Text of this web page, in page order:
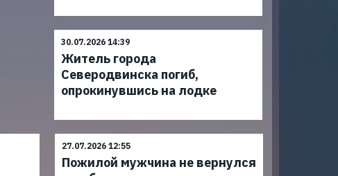
30.07.2026 14:39
Житель города
Северодвинска погиб,
опрокинувшись на лодке
27.07.2026 12:55
Пожилой мужчина не вернулся